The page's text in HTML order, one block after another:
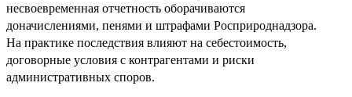
несвоевременная отчетность оборачиваются
доначислениями, пенями и штрафами Росприроднадзора.
На практике последствия влияют на себестоимость,
договорные условия с контрагентами и риски
административных споров.